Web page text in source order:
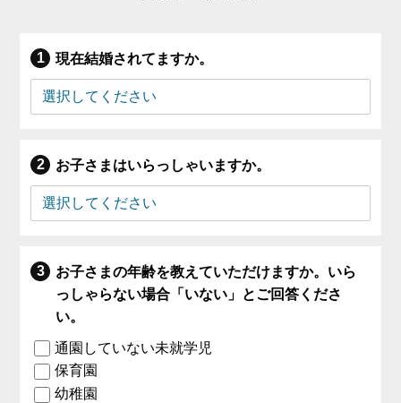
現在結婚されてますか。
お子さまはいらっしゃいますか。
お子さまの年齢を教えていただけますか。いら
っしゃらない場合「いない」とご回答くださ
い。
通園していない未就学児
保育園
幼稚園